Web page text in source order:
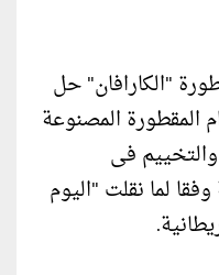
"الكارافان" حل
المقطورة المصنوعة
فى
لما نقلت "اليوم